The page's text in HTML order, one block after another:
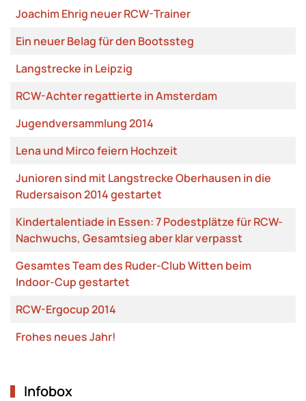
Joachim Ehrig neuer RCW-Trainer
Ein neuer Belag für den Bootssteg
Langstrecke in Leipzig
RCW-Achter regattierte in Amsterdam
Jugendversammlung 2014
Lena und Mirco feiern Hochzeit
Junioren sind mit Langstrecke Oberhausen in die
Rudersaison 2014 gestartet
Kindertalentiade in Essen: 7 Podestplätze für RCW-
Nachwuchs, Gesamtsieg aber klar verpasst
Gesamtes Team des Ruder-Club Witten beim
Indoor-Cup gestartet
RCW-Ergocup 2014
Frohes neues Jahr!
Infobox